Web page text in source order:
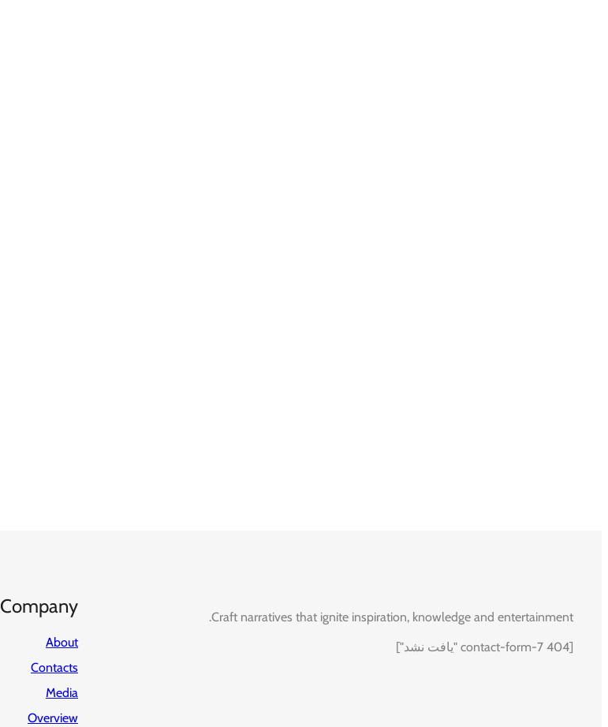
Craft narratives that ignite inspiration, knowledge and entertainment.
[contact-form-7 404 "یافت نشد"]
Company
About
Contacts
Media
Overview